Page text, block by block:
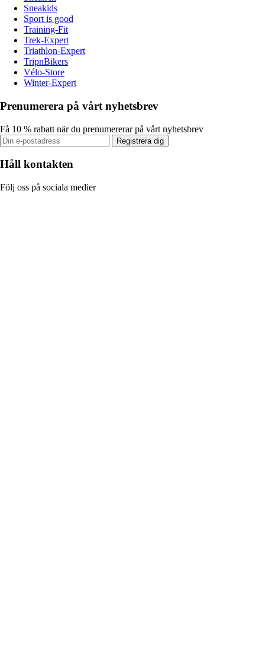
Sneakids
Sport is good
Training-Fit
Trek-Expert
Triathlon-Expert
TripnBikers
Vélo-Store
Winter-Expert
Prenumerera på vårt nyhetsbrev
Få 10 % rabatt när du prenumererar på vårt nyhetsbrev
Registrera dig
Håll kontakten
Följ oss på sociala medier